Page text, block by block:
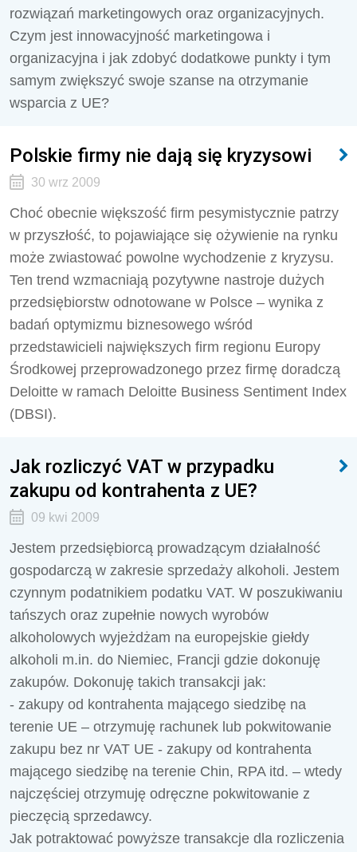
rozwiązań marketingowych oraz organizacyjnych.
Czym jest innowacyjność marketingowa i
organizacyjna i jak zdobyć dodatkowe punkty i tym
samym zwiększyć swoje szanse na otrzymanie
wsparcia z UE?
Polskie firmy nie dają się kryzysowi
30 wrz 2009
Choć obecnie większość firm pesymistycznie patrzy
w przyszłość, to pojawiające się ożywienie na rynku
może zwiastować powolne wychodzenie z kryzysu.
Ten trend wzmacniają pozytywne nastroje dużych
przedsiębiorstw odnotowane w Polsce – wynika z
badań optymizmu biznesowego wśród
przedstawicieli największych firm regionu Europy
Środkowej przeprowadzonego przez firmę doradczą
Deloitte w ramach Deloitte Business Sentiment Index
(DBSI).
Jak rozliczyć VAT w przypadku
zakupu od kontrahenta z UE?
09 kwi 2009
Jestem przedsiębiorcą prowadzącym działalność
gospodarczą w zakresie sprzedaży alkoholi. Jestem
czynnym podatnikiem podatku VAT. W poszukiwaniu
tańszych oraz zupełnie nowych wyrobów
alkoholowych wyjeżdżam na europejskie giełdy
alkoholi m.in. do Niemiec, Francji gdzie dokonuję
zakupów. Dokonuję takich transakcji jak:
- zakupy od kontrahenta mającego siedzibę na
terenie UE – otrzymuję rachunek lub pokwitowanie
zakupu bez nr VAT UE - zakupy od kontrahenta
mającego siedzibę na terenie Chin, RPA itd. – wtedy
najczęściej otrzymuję odręczne pokwitowanie z
pieczęcią sprzedawcy.
Jak potraktować powyższe transakcje dla rozliczenia